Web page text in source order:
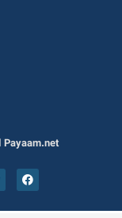
Copyright © 2023, All Rights Reserved Payaam.net